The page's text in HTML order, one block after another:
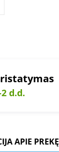
d.d.
APIE PREKĘ